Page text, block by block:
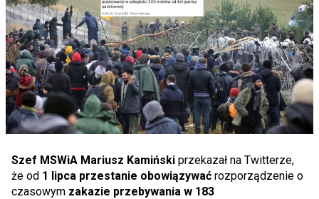
Szef MSWiA Mariusz Kamiński przekazał na Twitterze,
że od 1 lipca przestanie obowiązywać rozporządzenie o
czasowym zakazie przebywania w 183